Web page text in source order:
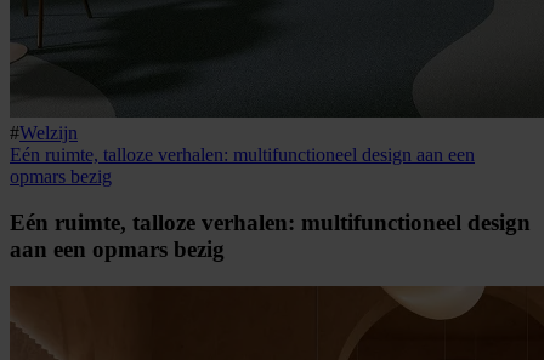
#Welzijn
Eén ruimte, talloze verhalen: multifunctioneel design aan een
opmars bezig
Eén ruimte, talloze verhalen: multifunctioneel design
aan een opmars bezig